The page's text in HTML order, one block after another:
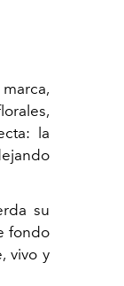
la
su
fondo
vivo y